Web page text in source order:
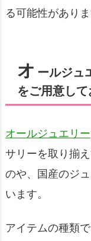
る可能性がありま
オ ールジュ
をご用意し
オールジュエリー
サリーを取り揃
のや、国産のジ
います。
アイテムの種類